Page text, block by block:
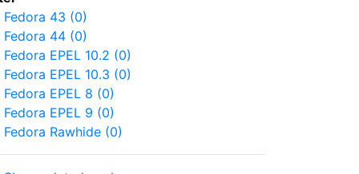
Fedora 43 (0)
Fedora 44 (0)
Fedora EPEL 10.2 (0)
Fedora EPEL 10.3 (0)
Fedora EPEL 8 (0)
Fedora EPEL 9 (0)
Fedora Rawhide (0)